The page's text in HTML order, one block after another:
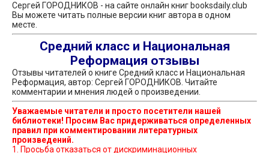
Сергей ГОРОДНИКОВ - на сайте онлайн книг booksdaily.club
Вы можете читать полные версии книг автора в одном
месте.
Средний класс и Национальная
Реформация отзывы
Отзывы читателей о книге Средний класс и Национальная
Реформация, автор: Сергей ГОРОДНИКОВ. Читайте
комментарии и мнения людей о произведении.
Уважаемые читатели и просто посетители нашей
библиотеки! Просим Вас придерживаться определенных
правил при комментировании литературных
произведений.
1. Просьба отказаться от дискриминационных